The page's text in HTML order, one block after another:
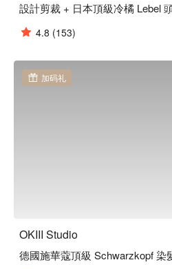
設計剪裁 + 日本頂級冷橘 Lebel
4.8 (153)
加码礼
OKIII Studio
德國施華蔻頂級 Schwarzkopf 染